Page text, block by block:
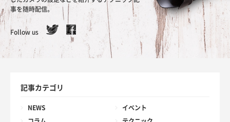
事を随時配信。
Follow us
記事カテゴリ
NEWS イベント
コラム テクニック